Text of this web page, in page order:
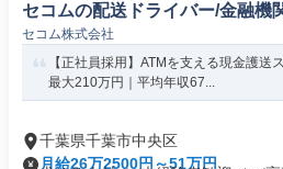
セコムの配送ドライバー/金融機
セコム株式会社
【正社員採用】ATMを支える現金護送
最大210万円｜平均年収67...
千葉県千葉市中央区
月給26万2500円～51万円